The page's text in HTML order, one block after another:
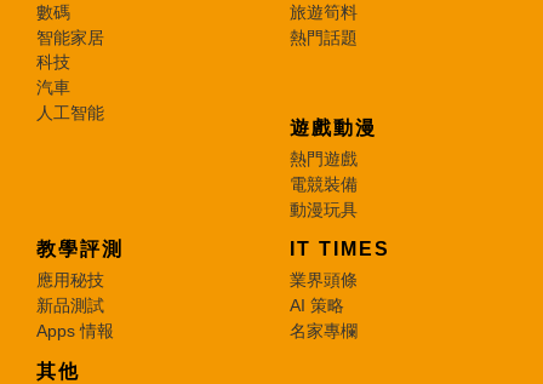
數碼
智能家居
科技
汽車
人工智能
旅遊筍料
熱門話題
遊戲動漫
熱門遊戲
電競裝備
動漫玩具
教學評測
應用秘技
新品測試
Apps 情報
IT TIMES
業界頭條
AI 策略
名家專欄
其他